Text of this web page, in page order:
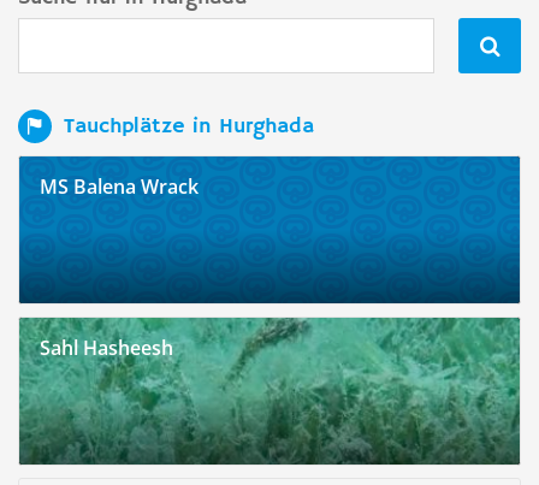

Tauchplätze in Hurghada
MS Balena Wrack
Sahl Hasheesh